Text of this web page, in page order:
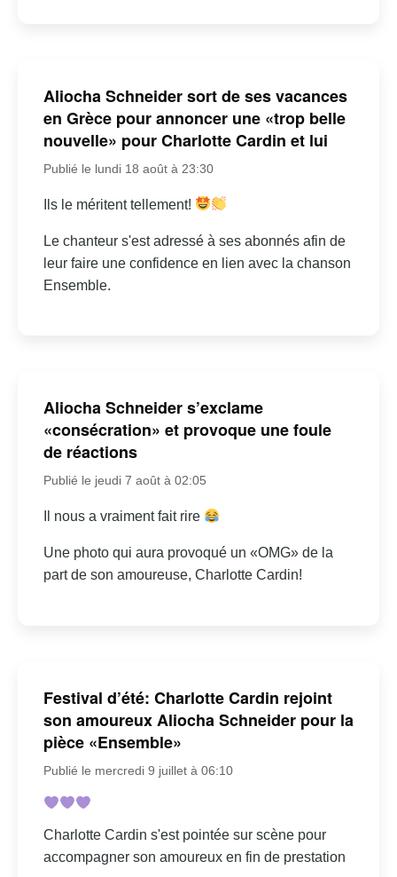
Aliocha Schneider sort de ses vacances
en Grèce pour annoncer une «trop belle
nouvelle» pour Charlotte Cardin et lui
Publié le lundi 18 août à 23:30
Ils le méritent tellement!
Le chanteur s'est adressé à ses abonnés afin de
leur faire une confidence en lien avec la chanson
Ensemble.
Aliocha Schneider s’exclame
«consécration» et provoque une foule
de réactions
Publié le jeudi 7 août à 02:05
Il nous a vraiment fait rire
Une photo qui aura provoqué un «OMG» de la
part de son amoureuse, Charlotte Cardin!
Festival d’été: Charlotte Cardin rejoint
son amoureux Aliocha Schneider pour la
pièce «Ensemble»
Publié le mercredi 9 juillet à 06:10
Charlotte Cardin s'est pointée sur scène pour
accompagner son amoureux en fin de prestation